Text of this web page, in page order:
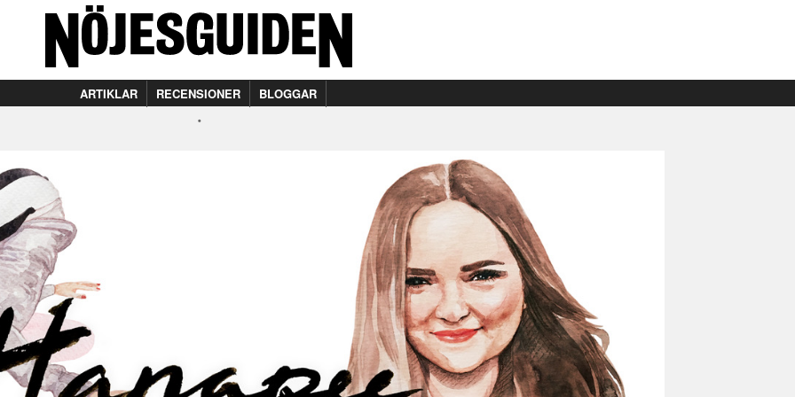
ARTIKLAR RECENSIONER BLOGGAR